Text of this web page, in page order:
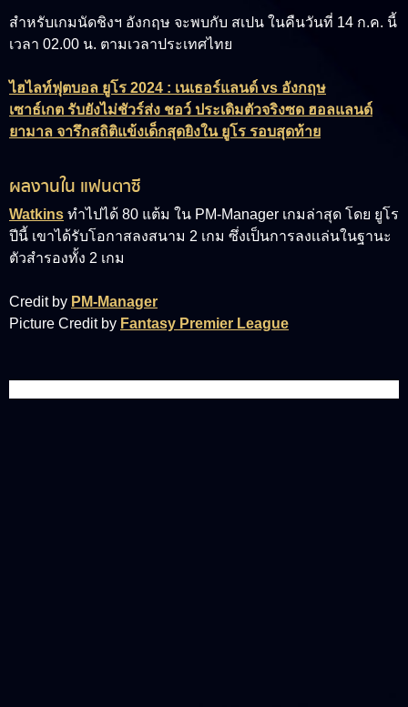
สำหรับเกมนัดชิงฯ อังกฤษ จะพบกับ สเปน ในคืนวันที่ 14 ก.ค. นี้
เวลา 02.00 น. ตามเวลาประเทศไทย
ไฮไลท์ฟุตบอล ยูโร 2024 : เนเธอร์แลนด์ vs อังกฤษ
เซาธ์เกต รับยังไม่ชัวร์ส่ง ชอว์ ประเดิมตัวจริงซด ฮอลแลนด์
ยามาล จารึกสถิติแข้งเด็กสุดยิงใน ยูโร รอบสุดท้าย
ผลงานใน แฟนตาซี
Watkins ทำไปได้ 80 แต้ม ใน PM-Manager เกมล่าสุด โดย ยูโร
ปีนี้ เขาได้รับโอกาสลงสนาม 2 เกม ซึ่งเป็นการลงเเล่นในฐานะ
ตัวสำรองทั้ง 2 เกม
Credit by PM-Manager
Picture Credit by Fantasy Premier League